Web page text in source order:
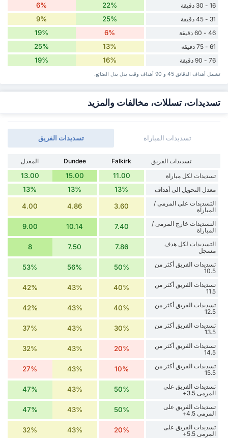
16 - 30 دقيقة 22%
6%
31 - 45 دقيقة 25%
9%
46 - 60 دقيقة 6%
19%
61 - 75 دقيقة 13%
25%
76 - 90 دقيقة 16%
19%
تشمل أهداف الدقائق 45 و 90 أهداف وقت ‏بدل ‏بدل الضائع.
تسديدات، تسللات، مخالفات والمزيد
تسديدات الفريق تسديدات المباراة
تسديدات الفريق Falkirk
Dundee
المعدل
تسديدات لكل مباراة
11.00
15.00
13.00
معدل التحويل الى أهداف 13%
13%
13%
التسديدات على المرمى /
المباراة
3.60
4.86
4.00
التسديدات خارج المرمى /
المباراة
7.40
10.14
9.00
التسديدات لكل هدف
مسجل
7.86
7.50
8
تسديدات الفريق أكثر من
10.5
50%
56%
53%
تسديدات الفريق أكثر من
11.5
40%
43%
42%
تسديدات الفريق أكثر من
12.5
40%
43%
42%
تسديدات الفريق أكثر من
13.5
30%
43%
37%
تسديدات الفريق أكثر من
14.5
20%
43%
32%
تسديدات الفريق أكثر من
15.5
10%
43%
27%
تسديدات الفريق على
المرمى 3.5+
50%
43%
47%
تسديدات الفريق على
المرمى 4.5+
50%
43%
47%
تسديدات الفريق على
المرمى 5.5+
20%
43%
32%